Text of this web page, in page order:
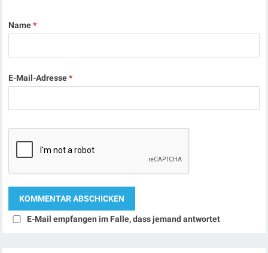
Name*
E-Mail-Adresse*
E-Mail empfangen im Falle, dass jemand antwortet